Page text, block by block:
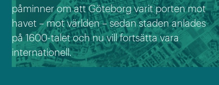
påminner om att Göteborg varit porten mot
havet – mot världen – sedan staden anlades
på 1600-talet och nu vill fortsätta vara
internationell.